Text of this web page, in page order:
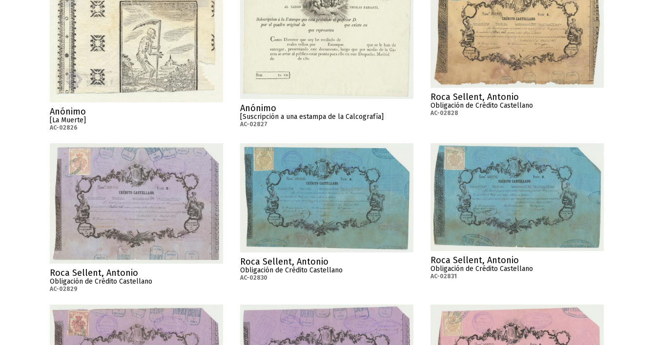
Anónimo
[La Muerte]
AC-02826
Anónimo
[Suscripción a una estampa de la Calcografía]
AC-02827
Roca Sellent, Antonio
Obligación de Crédito Castellano
AC-02828
Roca Sellent, Antonio
Obligación de Crédito Castellano
AC-02829
Roca Sellent, Antonio
Obligación de Crédito Castellano
AC-02830
Roca Sellent, Antonio
Obligación de Crédito Castellano
AC-02831